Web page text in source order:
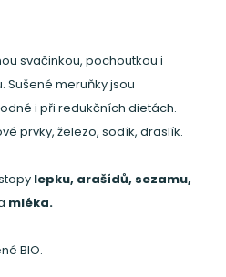
svačinkou, pochoutkou i
meruňky jsou
i při redukčních dietách.
prvky, železo, sodík, draslík.
lepku, arašídů, sezamu,
mléka.
BIO.